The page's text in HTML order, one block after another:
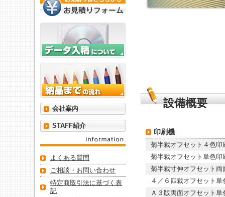
設備概要
印刷機
菊半裁オフセット４色印
菊半裁オフセット単色印
菊半裁寸伸オフセット両
４／６四裁オフセット単
Ａ３版両面オフセット単
会社案内
STAFF紹介
よくある質問
ご相談・お問い合わせ
特定商取引法に基づく表
記